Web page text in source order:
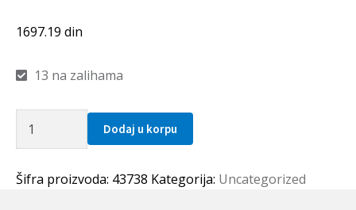
1697.19 din
13 na zalihama
PSM
A51
Dodaj u korpu
Šifra proizvoda: 43738 Kategorija: Uncategorized